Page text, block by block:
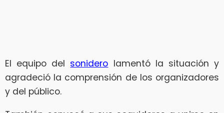
El equipo del sonidero lamentó la situación y
agradeció la comprensión de los organizadores
y del público.